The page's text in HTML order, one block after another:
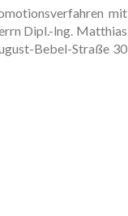
mit
Dipl.-lng. Matthias
Bebel-Straße 30